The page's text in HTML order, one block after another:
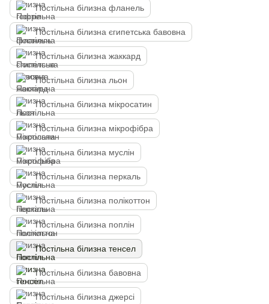
Постільна білизна фланель
Постільна білизна єгипетська бавовна
Постільна білизна жаккард
Постільна білизна льон
Постільна білизна мікросатин
Постільна білизна мікрофібра
Постільна білизна муслін
Постільна білизна перкаль
Постільна білизна полікоттон
Постільна білизна поплін
Постільна білизна тенсел
Постільна білизна бавовна
Постільна білизна джерсі